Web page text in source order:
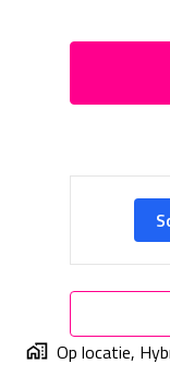
Op locatie,